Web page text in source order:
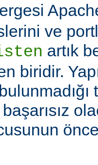
ve
artık
biridir.